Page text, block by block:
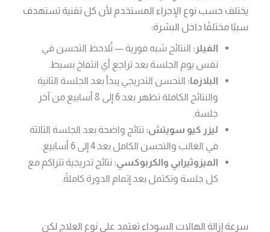
يختلف حسب نوع الإجراء المستخدم لأن كل تقنية تستهدف
سببًا مختلفًا داخل البشرة:
الفيلر: النتائج شبه فورية — تُلاحظ التحسن في
نفس يوم الجلسة بعد تراجع أي انتفاخ بسيط.
البلازما: التحسن التدريجي يبدأ بعد الجلسة الثانية
والنتائج الكاملة تظهر بعد 6 إلى 8 أسابيع من آخر
جلسة.
ليزر كيو سويتش: نتائج واضحة بعد الجلسة الثالثة
في الغالب والتحسن الكامل بعد 4 إلى 6 أسابيع.
الميزوثيرابي والكربوكسي: نتائج تدريجية تتراكم مع
كل جلسة وتكتمل بعد إتمام الدورة كاملةً.
سرعة إزالة الهالات السوداء تعتمد على نوع العلاج لكن